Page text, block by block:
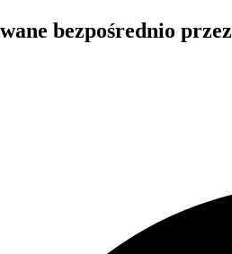
bezpośrednio przez